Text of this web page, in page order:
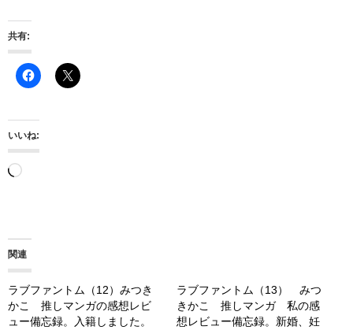
共有:
いいね:
読
み
中…
関連
ラブファントム（12）みつき
かこ 推しマンガの感想レビ
ュー備忘録。入籍しました。
ラブファントム（13） みつ
きかこ 推しマンガ 私の感
想レビュー備忘録。新婚、妊